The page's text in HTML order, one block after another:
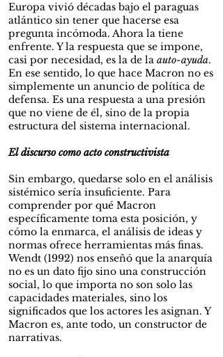
Europa vivió décadas bajo el paraguas
atlántico sin tener que hacerse esa
pregunta incómoda. Ahora la tiene
enfrente. Y la respuesta que se impone,
casi por necesidad, es la de la auto-ayuda.
En ese sentido, lo que hace Macron no es
simplemente un anuncio de política de
defensa. Es una respuesta a una presión
que no viene de él, sino de la propia
estructura del sistema internacional.
El discurso como acto constructivista
Sin embargo, quedarse solo en el análisis
sistémico sería insuficiente. Para
comprender por qué Macron
específicamente toma esta posición, y
cómo la enmarca, el análisis de ideas y
normas ofrece herramientas más finas.
Wendt (1992) nos enseñó que la anarquía
no es un dato fijo sino una construcción
social, lo que importa no son solo las
capacidades materiales, sino los
significados que los actores les asignan. Y
Macron es, ante todo, un constructor de
narrativas.